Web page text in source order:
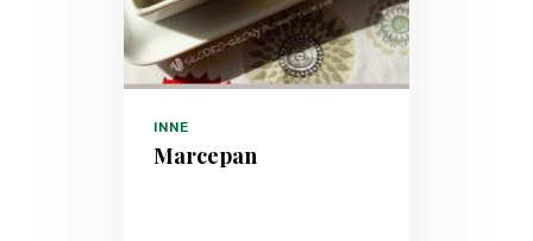
INNE
Marcepan